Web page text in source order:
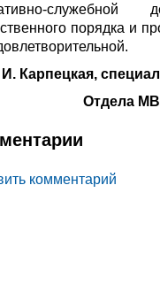
служебной
порядка и
И. Карпецкая,
Отдела
комментарий